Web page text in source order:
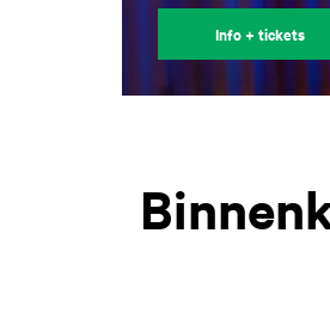
Info + tickets